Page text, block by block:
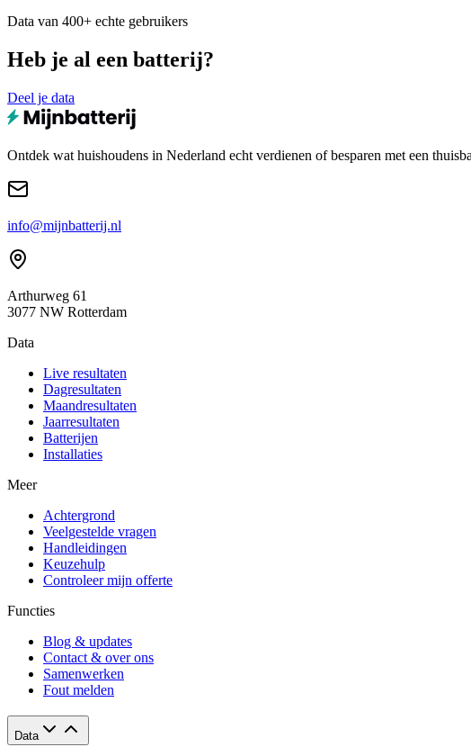
Data van 400+ echte gebruikers
Heb je al een batterij?
Deel je data
Ontdek wat huishoudens in Nederland echt verdienen of besparen met een
info@mijnbatterij.nl
Arthurweg 61
3077 NW Rotterdam
Data
Live resultaten
Dagresultaten
Maandresultaten
Jaarresultaten
Batterijen
Installaties
Meer
Achtergrond
Veelgestelde vragen
Handleidingen
Keuzehulp
Controleer mijn offerte
Functies
Blog & updates
Contact & over ons
Samenwerken
Fout melden
Data